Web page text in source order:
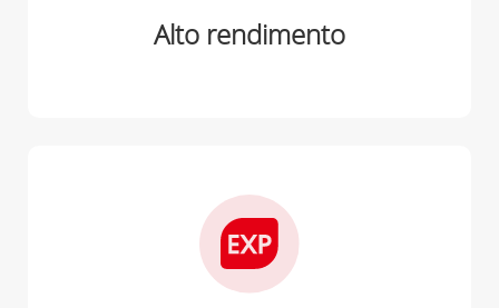
Alto rendimento